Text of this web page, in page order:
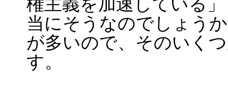
権主義を加速している
当にそうなのでしょう
が多いので、そのいく
す。